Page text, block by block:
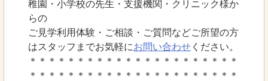
稚園・小学校の先生・支援機関・クリニック様か
らの
ご見学利用体験・ご相談・ご質問などご所望の方
はスタッフまでお気軽にお問い合わせ ください。
＊＊＊＊＊＊＊＊＊＊＊＊＊＊＊＊＊＊＊＊＊＊
＊＊＊＊＊＊＊＊＊＊＊＊＊＊＊＊＊＊＊＊＊＊